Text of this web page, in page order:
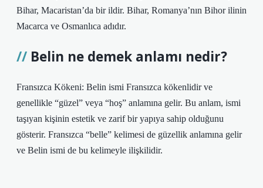
Bihar, Macaristan’da bir ildir. Bihar, Romanya’nın Bihor ilinin
Macarca ve Osmanlıca adıdır.
Belin ne demek anlamı nedir?
Fransızca Kökeni: Belin ismi Fransızca kökenlidir ve
genellikle “güzel” veya “hoş” anlamına gelir. Bu anlam, ismi
taşıyan kişinin estetik ve zarif bir yapıya sahip olduğunu
gösterir. Fransızca “belle” kelimesi de güzellik anlamına gelir
ve Belin ismi de bu kelimeyle ilişkilidir.